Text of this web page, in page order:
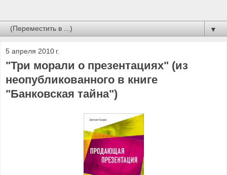
▼
5 апреля 2010 г.
"Три морали о презентациях" (из
неопубликованного в книге
"Банковская тайна")